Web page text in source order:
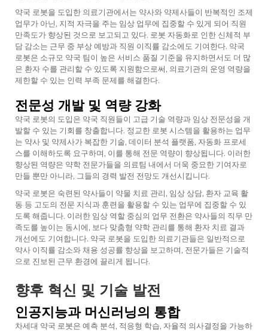
약국 로봇을 도입한 의료기관에서는 약사와 약제사들이 반복적인 조제
업무가 아닌, 지적 자극을 주는 임상 업무에 집중할 수 있게 되어 직원
만족도가 향상된 것으로 보고되고 있다. 로봇 자동화로 인한 신체적 부
담 감소는 근무 중 부상 예방과 직원 이직률 감소에도 기여한다. 약국
로봇은 소규모 약국 팀이 높은 서비스 품질 기준을 유지하면서도 더 많
은 환자 수를 관리할 수 있도록 지원함으로써, 의료기관의 운영 역량을
제한할 수 있는 인력 부족 문제를 해결한다.
전문성 개발 및 역량 강화
약국 로봇의 도입은 약국 직원들이 고급 기술 역량과 임상 전문성을 개
발할 수 있는 기회를 창출합니다. 정교한 로봇 시스템을 활용하는 업무
는 약사 및 약제사가 복잡한 기술, 데이터 분석 플랫폼, 자동화 프로세
스를 이해하도록 요구하며, 이를 통해 전문 역량이 향상됩니다. 이러한
향상된 역량은 약학 전문가들을 의료팀 내에서 더욱 중요한 기여자로
만들 뿐만 아니라, 그들의 경력 발전 전망도 개선시킵니다.
약국 로봇은 숙련된 약사들이 약물 치료 관리, 임상 상담, 환자 교육 활
동 등 고도의 전문 지식과 훈련을 활용할 수 있는 업무에 집중할 수 있
도록 해줍니다. 이러한 임상 역할 중심의 업무 전환은 약사들의 직무 만
족도를 높이는 동시에, 보다 맞춤형 약학 관리를 통해 환자 치료 결과
개선에도 기여합니다. 약국 로봇을 도입한 의료기관들은 일반적으로
약사 이직률 감소와 채용 성공률 향상을 보고하며, 전문가들은 기술적
으로 진보된 근무 환경에 끌리게 됩니다.
향후 혁신 및 기술 발전
인공지능과 머신러닝의 통합
차세대 약국 로봇은 예측 분석, 적응형 학습, 자율적 의사결정을 가능하